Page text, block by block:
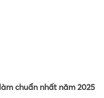
chuẩn nhất năm 2025